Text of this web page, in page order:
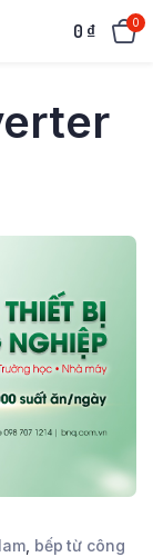
0 ₫ 0
, bếp từ công